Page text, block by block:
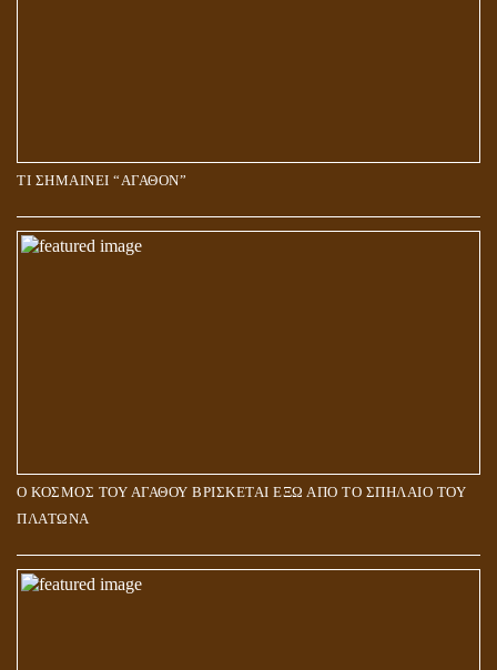
ΤΙ ΣΗΜΑΙΝΕΙ “ΑΓΑΘΟΝ”
Ο ΚΟΣΜΟΣ ΤΟΥ ΑΓΑΘΟΥ ΒΡΙΣΚΕΤΑΙ ΕΞΩ ΑΠΟ ΤΟ ΣΠΗΛΑΙΟ ΤΟΥ
ΠΛΑΤΩΝΑ